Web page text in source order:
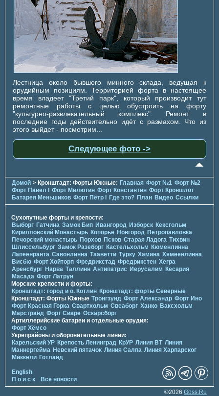
Лестница около бывшего минного склада, ведущая к
орудийным позициям. Территорией форта в настоящее
время владеет "Третий парк", который производит тут
ремонтные работы с целью обустроить на форту
"культурно-развлекательный комплекс". Ремонт в
последние годы действительно идёт с размахом. Что из
этого выйдет - посмотрим...
Следующее фото ->
Домой > Кронштадт: Форты Южные: Главная Форт №1 Форт №2
Форт Павел I Форт Милютин Форт Константин Форт Кроншлот
Батарея Меньшиков Форт Пётр I Где это? План Видео Ссылки
Сухопутные форты и крепости:
Выборг Гатчина Замок Бип Ивангород Изборск Кексгольм
Кирилловский Монастырь Копорье Новгород Петропавловка
Печорcкий монастырь Порхов Псков Старая Ладога Тихвин
Шлиссельбург Замок Разеборг Кастельхольм Кюменлинна
Лапеенранта Савонлинна Тааветти Турку Хамина Хямеенлинна
Висбю Форт Хойторп Фредрикстад Фредрикстен Хегра
Аренсбург Нарва Таллинн Антипатрис Иерусалим Кесария
Масада Форт Латрун
Морские крепости и форты:
Кронштадт: город и о. Котлин Кронштадт: форты Северные
Кронштадт: Форты Южные Тронгзунд Форт Александр Форт Ино
Форт Красная Горка Свартхольм Свеаборг Ханко Ваксхольм
Марстранд Форт Сиарё Оскарсборг
Артиллерийские батареи и отдельные орудия:
Форт Хёмсо
Укрепрайоны и оборонительные линии:
Карельский УР Крепость Ленинград КрУР Линия ВТ Линия
Маннергейма Невский пятачок Линия Салпа Линия Харпарског
Миккели Готланд
English
П о и с к
Все новости
©2026 Goss.Ru